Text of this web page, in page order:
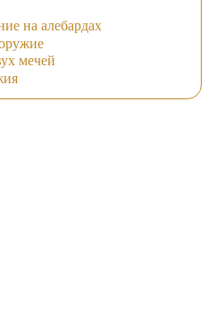
на алебардах
мечей